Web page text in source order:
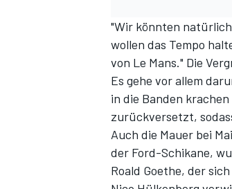
"Wir könnten
wollen das Tempo
von Le Mans." Die
Es gehe vor allem
in die Banden
zurückversetzt,
Auch die Mauer bei
der Ford-Schikane,
Roald Goethe, der